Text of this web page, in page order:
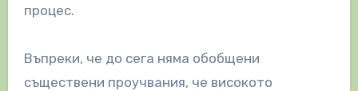
процес.
Въпреки, че до сега няма обобщени
съществени проучвания, че високото